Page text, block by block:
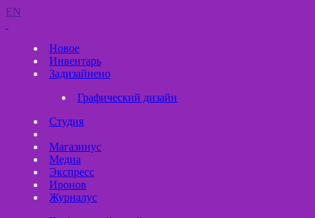
EN
Новое
Инвентарь
Задизайнено
Графический дизайн
Студия
Магазинус
Медиа
Экспресс
Иронов
Журналус